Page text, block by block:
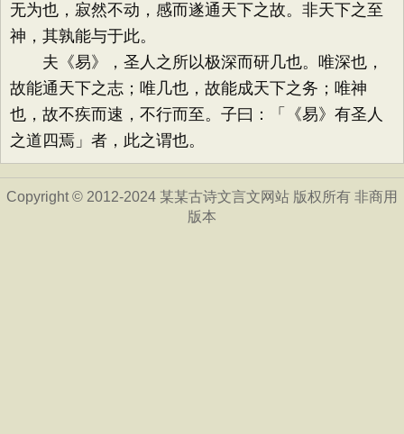
无为也，寂然不动，感而遂通天下之故。非天下之至
神，其孰能与于此。
夫《易》，圣人之所以极深而研几也。唯深也，
故能通天下之志；唯几也，故能成天下之务；唯神
也，故不疾而速，不行而至。子曰：「《易》有圣人
之道四焉」者，此之谓也。
Copyright © 2012-2024 某某古诗文言文网站 版权所有 非商用
版本